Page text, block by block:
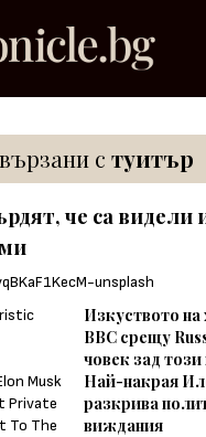
с туитър
че са видели
Изкуството на
BBC срещу
човек зад
Най-накрая
разкрива
виждания